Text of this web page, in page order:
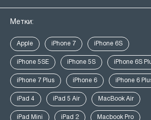
Метки:
Apple iPhone 7 iPhone 6S
iPhone 5SE iPhone 5S iPhone 6S
iPhone 7 Plus iPhone 6 iPhone 6
iPad 4 iPad 5 Air MacBook Air
iPad Mini iPad 2 Macbook Pro